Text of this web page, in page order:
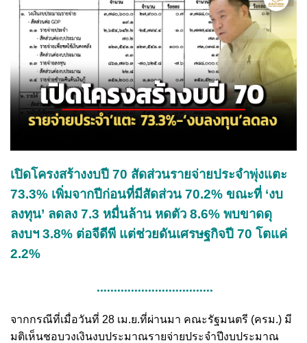
เปิดโครงสร้างงบปี 70 สัดส่วนรายจ่ายประจำพุ่งแตะ
73.3% เพิ่มจากปีก่อนที่มีสัดส่วน 70.2% ขณะที่ ‘งบ
ลงทุน’ ลดลง 7.3 หมื่นล้าน หดตัว 8.6% พบขาดดุ
ลงบฯ 3.8% ต่อจีดีพี แต่ช่วยดันเศรษฐกิจปี 70 โตแค่
2.2%
..................................
จากกรณีที่เมื่อวันที่ 28 เม.ย.ที่ผ่านมา คณะรัฐมนตรี (ครม.) มี
มติเห็นชอบวงเงินงบประมาณรายจ่ายประจำปีงบประมาณ